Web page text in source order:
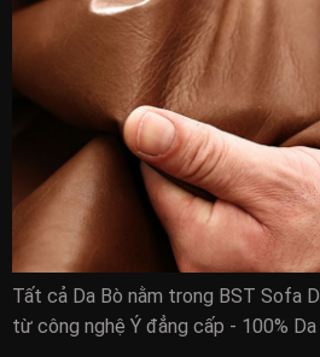
Tất cả Da Bò nằm trong BST Sofa
từ công nghệ Ý đẳng cấp - 100% Da